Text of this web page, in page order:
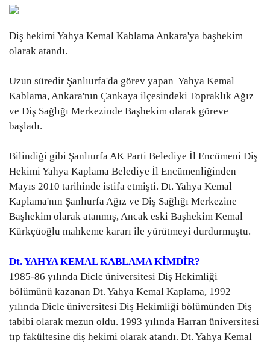
Spor
Gündem
Tekno Bilim
Siyaset
Galeriler
Yaşam
Künye
Sağlık
İletişim
Diş hekimi Yahya Kemal Kablama Ankara'ya başhekim
olarak atandı.
Uzun süredir Şanlıurfa'da görev yapan Yahya Kemal
Kablama, Ankara'nın Çankaya ilçesindeki Topraklık Ağız
ve Diş Sağlığı Merkezinde Başhekim olarak göreve
başladı.
Bilindiği gibi Şanlıurfa AK Parti Belediye İl Encümeni Diş
Hekimi Yahya Kaplama Belediye İl Encümenliğinden
Mayıs 2010 tarihinde istifa etmişti. Dt. Yahya Kemal
Kaplama'nın Şanlıurfa Ağız ve Diş Sağlığı Merkezine
Başhekim olarak atanmış, Ancak eski Başhekim Kemal
Kürkçüoğlu mahkeme kararı ile yürütmeyi durdurmuştu.
Dt. YAHYA KEMAL KABLAMA KİMDİR?
1985-86 yılında Dicle üniversitesi Diş Hekimliği
bölümünü kazanan Dt. Yahya Kemal Kaplama, 1992
yılında Dicle üniversitesi Diş Hekimliği bölümünden Diş
tabibi olarak mezun oldu. 1993 yılında Harran üniversitesi
tıp fakültesine diş hekimi olarak atandı. Dt. Yahya Kemal